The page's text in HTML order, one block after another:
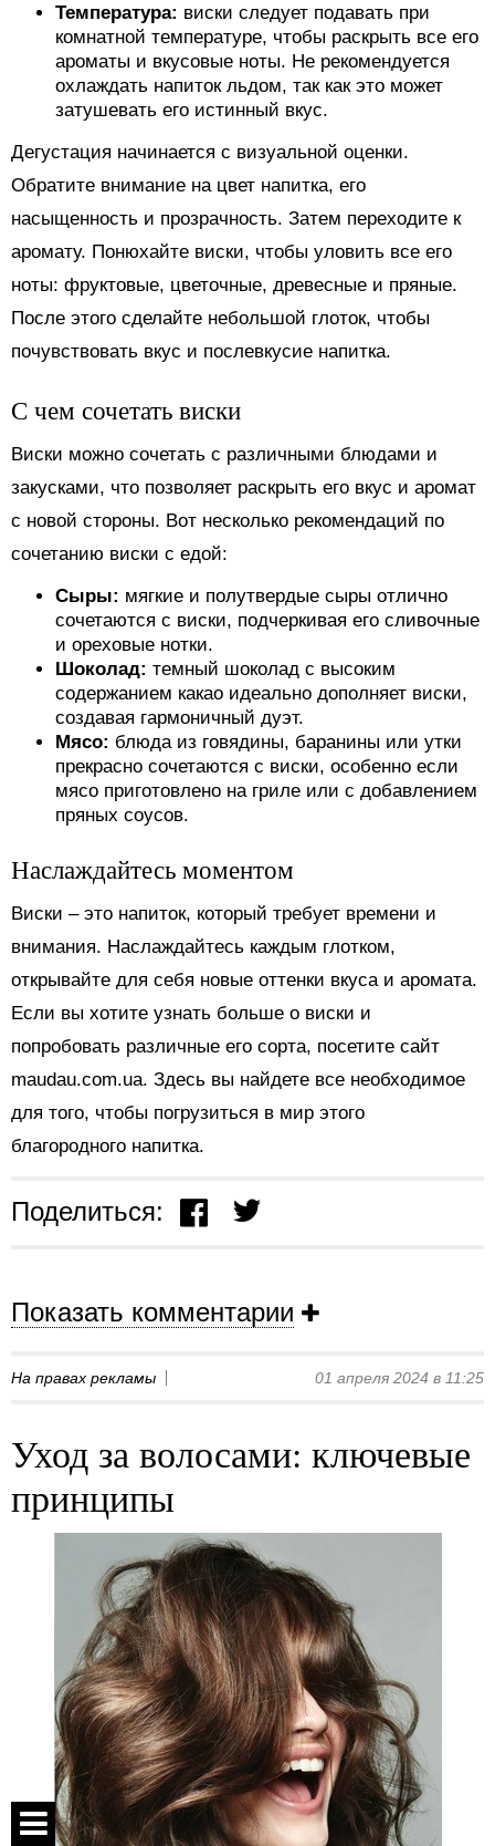
Температура: виски следует подавать при
комнатной температуре, чтобы раскрыть все его
ароматы и вкусовые ноты. Не рекомендуется
охлаждать напиток льдом, так как это может
затушевать его истинный вкус.
Дегустация начинается с визуальной оценки.
Обратите внимание на цвет напитка, его
насыщенность и прозрачность. Затем переходите к
аромату. Понюхайте виски, чтобы уловить все его
ноты: фруктовые, цветочные, древесные и пряные.
После этого сделайте небольшой глоток, чтобы
почувствовать вкус и послевкусие напитка.
С чем сочетать виски
Виски можно сочетать с различными блюдами и
закусками, что позволяет раскрыть его вкус и аромат
с новой стороны. Вот несколько рекомендаций по
сочетанию виски с едой:
Сыры: мягкие и полутвердые сыры отлично
сочетаются с виски, подчеркивая его сливочные
и ореховые нотки.
Шоколад: темный шоколад с высоким
содержанием какао идеально дополняет виски,
создавая гармоничный дуэт.
Мясо: блюда из говядины, баранины или утки
прекрасно сочетаются с виски, особенно если
мясо приготовлено на гриле или с добавлением
пряных соусов.
Наслаждайтесь моментом
Виски – это напиток, который требует времени и
внимания. Наслаждайтесь каждым глотком,
открывайте для себя новые оттенки вкуса и аромата.
Если вы хотите узнать больше о виски и
попробовать различные его сорта, посетите сайт
maudau.com.ua. Здесь вы найдете все необходимое
для того, чтобы погрузиться в мир этого
благородного напитка.
Поделиться:
Показать комментарии
На правах рекламы 01 апреля 2024 в 11:25
Уход за волосами: ключевые
принципы